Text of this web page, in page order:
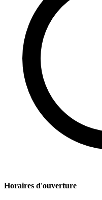
Horaires d'ouverture